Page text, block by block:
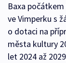
Baxa
ve Vimperku s
o dotaci na
města kultury
let 2024 až